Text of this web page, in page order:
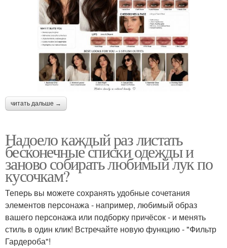
читать дальше →
Надоело каждый раз листать
бесконечные списки одежды и
заново собирать любимый лук по
кусочкам?
Теперь вы можете сохранять удобные сочетания
элементов персонажа - например, любимый образ
вашего персонажа или подборку причёсок - и менять
стиль в один клик! Встречайте новую функцию - "Фильтр
Гардероба"!